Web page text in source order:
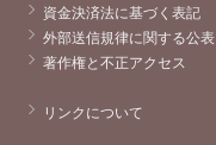
資金決済法に基づく表記
外部送信規律に関する公表
著作権と不正アクセス
リンクについて